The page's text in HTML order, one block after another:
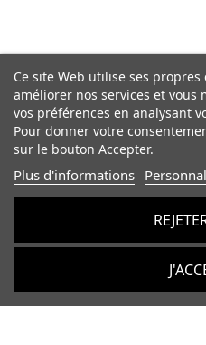
Ce site Web utilise ses
améliorer nos services et vous
vos préférences en analysant
Pour donner votre
sur le bouton Accepter.
Plus d'informations